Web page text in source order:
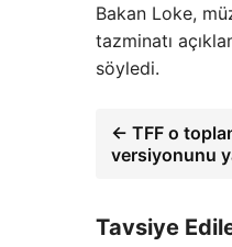
Bakan Loke,
tazminatı
söyledi.
← TFF o
versiyonunu
Tavsiye